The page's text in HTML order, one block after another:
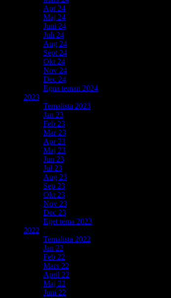
Apr 24
Maj 24
Juni 24
Juli 24
Aug 24
Sept 24
Okt 24
Nov 24
Dec 24
Egna teman 2024
2023
Temalista 2023
Jan 23
Feb 23
Mar 23
Apr 23
Maj 23
Jun 23
Jul 23
Aug 23
Sep 23
Okt 23
Nov 23
Dec 23
Eget tema 2023
2022
Temalista 2022
Jan 22
Feb 22
Mars 22
April 22
Maj 22
Juni 22